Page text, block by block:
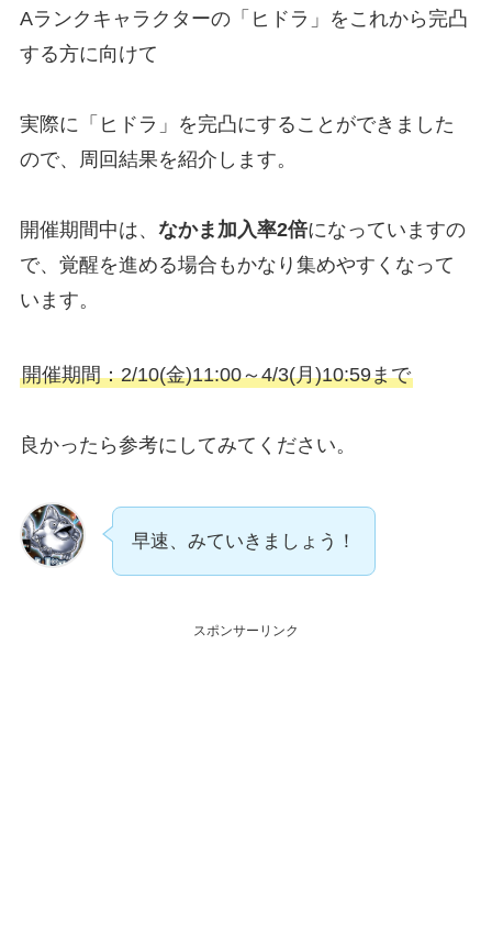
Aランクキャラクターの「ヒドラ」をこれから完凸
する方に向けて
実際に「ヒドラ」を完凸にすることができました
ので、周回結果を紹介します。
開催期間中は、 なかま加入率2倍になっていますの
で、覚醒を進める場合もかなり集めやすくなって
います。
開催期間：2/10(金)11:00～4/3(月)10:59まで
良かったら参考にしてみてください。
早速、みていきましょう！
スポンサーリンク